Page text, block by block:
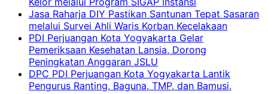
Jasa Raharja DIY Pastikan Santunan Tepat Sasaran
melalui Survei Ahli Waris Korban Kecelakaan
PDI Perjuangan Kota Yogyakarta Gelar
Pemeriksaan Kesehatan Lansia, Dorong
Peningkatan Anggaran JSLU
DPC PDI Perjuangan Kota Yogyakarta Lantik
Pengurus Ranting, Baguna, TMP, dan Bamusi,